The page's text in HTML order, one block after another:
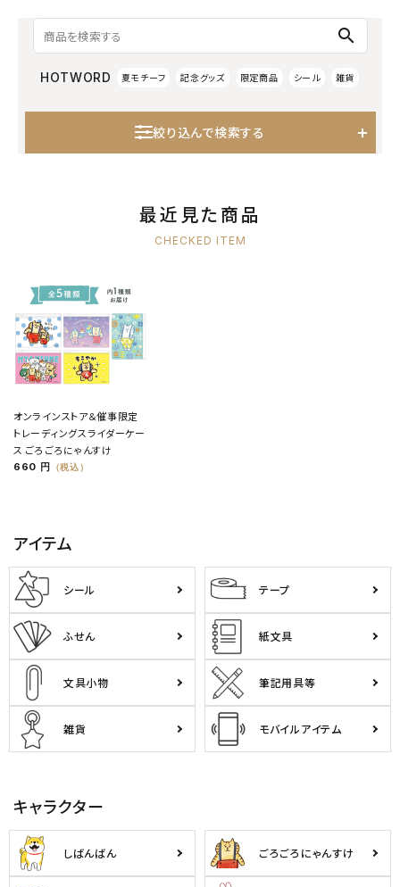
search
HOTWORD 夏モチーフ 記念グッズ 限定商品 シール 雑貨
絞り込んで検索する
最近見た商品
CHECKED ITEM
オンラインストア＆催事限定
トレーディングスライダーケー
ス ごろごろにゃんすけ
660 円 （税込）
アイテム
シール テープ
ふせん 紙文具
文具小物 筆記用具等
雑貨 モバイルアイテム
キャラクター
しばんばん ごろごろにゃんすけ